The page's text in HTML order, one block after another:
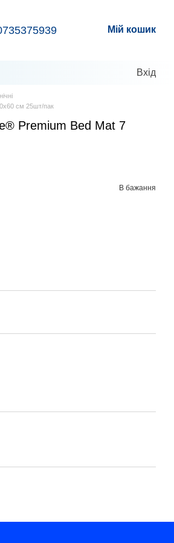
Мій кошик
Вхід
см 25шт/пак
Premium Bed Mat 7
В бажання